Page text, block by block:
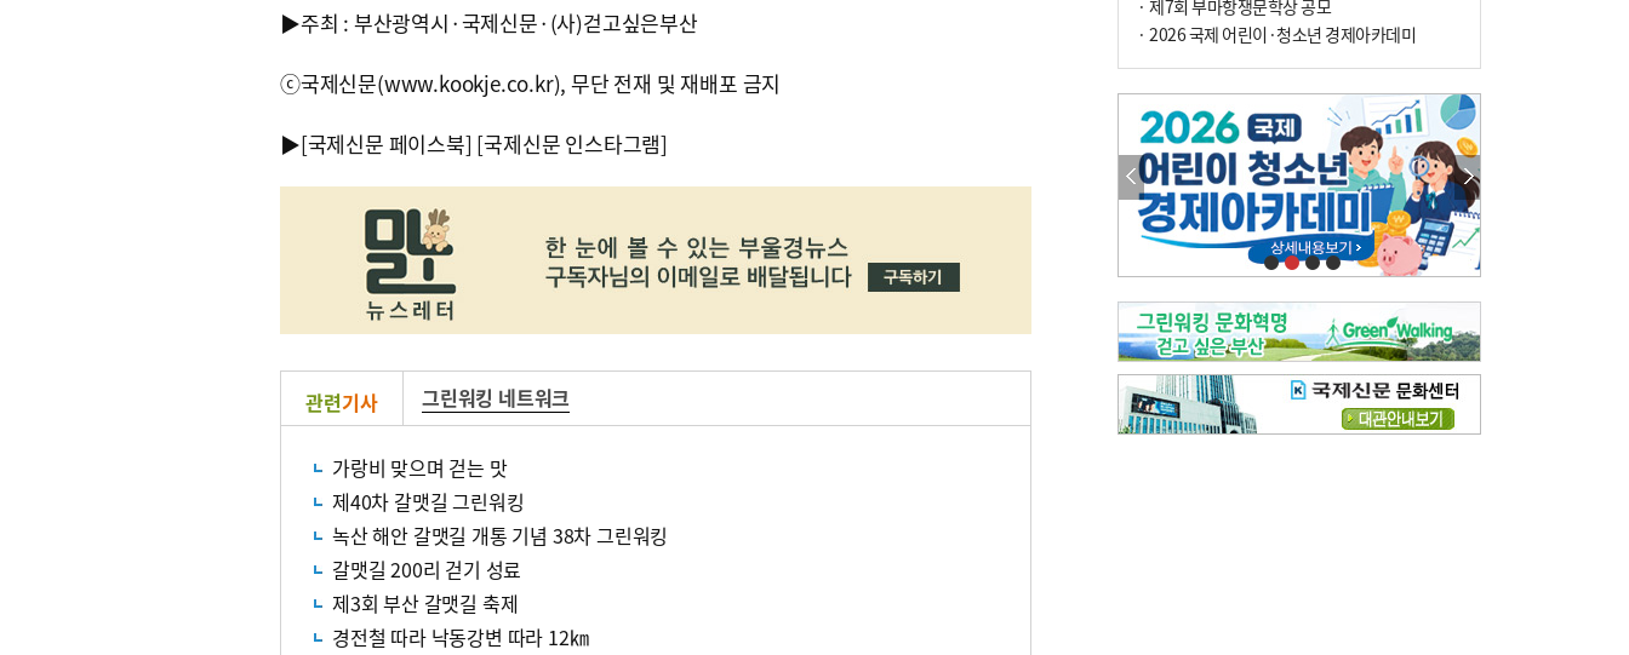
▶주최 : 부산광역시·국제신문·(사)걷고싶은부산
ⓒ국제신문(www.kookje.co.kr), 무단 전재 및 재배포 금지
▶[국제신문 페이스북] [국제신문 인스타그램]
관련기사 그린워킹 네트워크
가랑비 맞으며 걷는 맛
제40차 갈맷길 그린워킹
녹산 해안 갈맷길 개통 기념 38차 그린워킹
갈맷길 200리 걷기 성료
제3회 부산 갈맷길 축제
경전철 따라 낙동강변 따라 12㎞
· 제7회 부마항쟁문학상 공모
· 2026 국제 어린이·청소년 경제아카데미